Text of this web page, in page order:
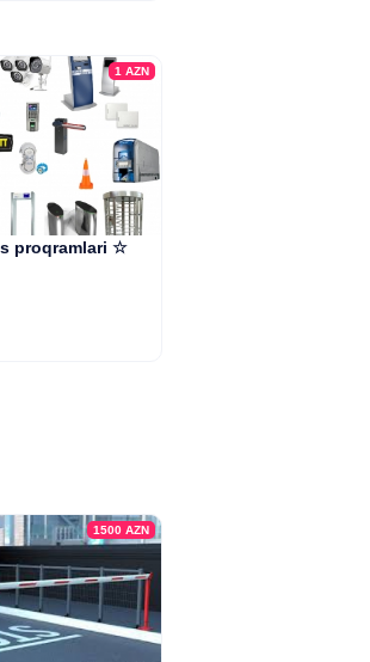
1 AZN
proqramlari ☆
1500 AZN